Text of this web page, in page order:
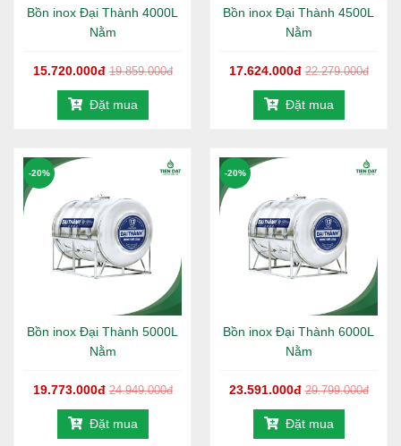
Bồn inox Đại Thành 4000L
Nằm
15.720.000đ 19.859.000đ
Đặt mua
Bồn inox Đại Thành 4500L
Nằm
17.624.000đ 22.279.000đ
Đặt mua
Bồn inox Đại Thành 5000L
Nằm
19.773.000đ 24.949.000đ
-20%
Đặt mua
Bồn inox Đại Thành 6000L
Nằm
23.591.000đ 29.799.000đ
-20%
Đặt mua